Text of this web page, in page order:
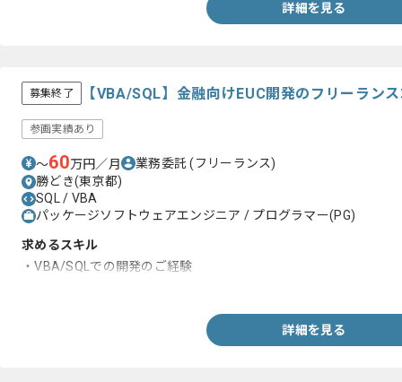
詳細を見る
募集終了 【VBA/SQL】金融向けEUC開発のフリーラン
参画実績あり
〜60万円／月 業務委託(フリーランス)
勝どき(東京都)
SQL / VBA
パッケージソフトウェアエンジニア / プログラマー(PG)
求めるスキル
・VBA/SQLでの開発のご経験
詳細を見る